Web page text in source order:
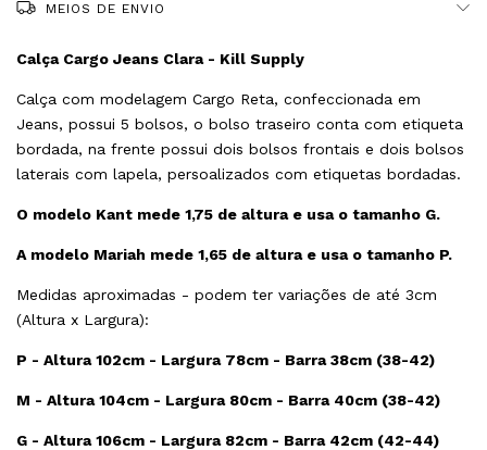
MEIOS DE ENVIO
Calça Cargo Jeans Clara - Kill Supply
Calça com modelagem Cargo Reta, confeccionada em
Jeans, possui 5 bolsos, o bolso traseiro conta com etiqueta
bordada, na frente possui dois bolsos frontais e dois bolsos
laterais com lapela, persoalizados com etiquetas bordadas.
O modelo Kant mede 1,75 de altura e usa o tamanho G.
A modelo Mariah mede 1,65 de altura e usa o tamanho P.
Medidas aproximadas - podem ter variações de até 3cm
(Altura x Largura):
P - Altura 102cm - Largura 78cm - Barra 38cm (38-42)
M - Altura 104cm - Largura 80cm - Barra 40cm (38-42)
G - Altura 106cm - Largura 82cm - Barra 42cm (42-44)